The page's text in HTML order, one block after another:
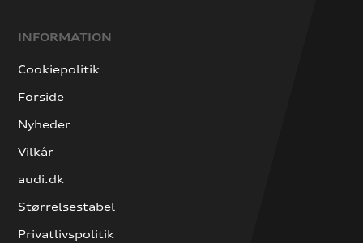
INFORMATION
Cookiepolitik
Forside
Nyheder
Vilkår
audi.dk
Størrelsestabel
Privatlivspolitik